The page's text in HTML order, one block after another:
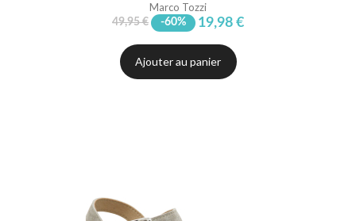
Marco Tozzi
49,95 € -60% 19,98 €
Ajouter au panier